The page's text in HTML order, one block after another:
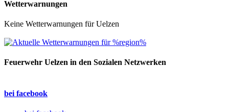
Wetterwarnungen
Keine Wetterwarnungen für Uelzen
Feuerwehr Uelzen in den Sozialen Netzwerken
bei facebook